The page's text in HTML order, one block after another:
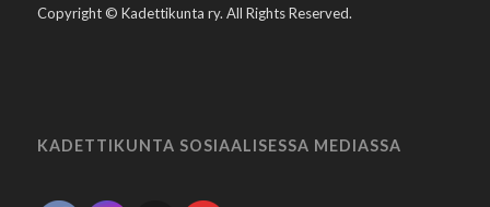
Copyright © Kadettikunta ry. All Rights Reserved.
KADETTIKUNTA SOSIAALISESSA MEDIASSA